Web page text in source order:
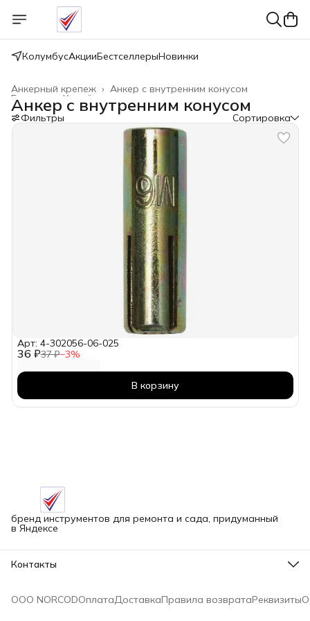
КолумбусАкцииБестселлерыНовинки
Анкер с внутренним конусом
Анкерный крепеж ›
Крепёжные изделия
Главная
Анкер с внутренним конусом
Фильтры Сортировка
36 ₽37 ₽−3%
Арт: 4-302056-06-025
В корзину
бренд инструментов для ремонта и сада, придуманный
в Яндексе
Контакты
Телефон
ООО NORCODОплатаДоставкаПравила возвратаРеквизиты